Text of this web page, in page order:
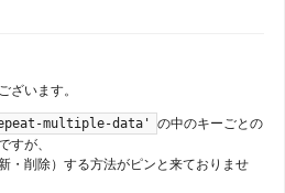
ざいます。
multiple-data' の中のキーごとの
すが、
・削除）する方法がピンと来ておりませ